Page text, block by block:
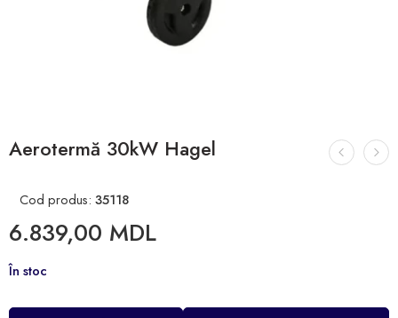
Aerotermă 30kW Hagel
Cod produs: 35118
6.839,00 MDL
În stoc